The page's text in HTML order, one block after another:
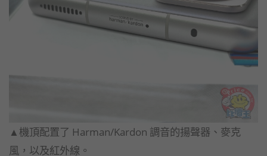
▲機頂配置了 Harman/Kardon 調音的揚聲器、麥克
風，以及紅外線。